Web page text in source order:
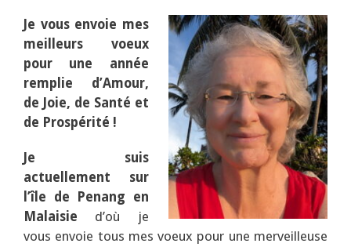
Je vous envoie mes
meilleurs voeux
pour une année
remplie d’Amour,
de Joie, de Santé et
de Prospérité !
Je suis
actuellement sur
l’île de Penang en
Malaisie d’où je
vous envoie tous mes voeux pour une merveilleuse